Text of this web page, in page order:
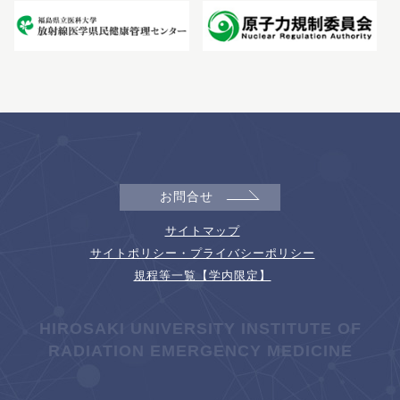
お問合せ
サイトマップ
サイトポリシー・プライバシーポリシー
規程等一覧【学内限定】
HIROSAKI UNIVERSITY INSTITUTE OF
RADIATION EMERGENCY MEDICINE